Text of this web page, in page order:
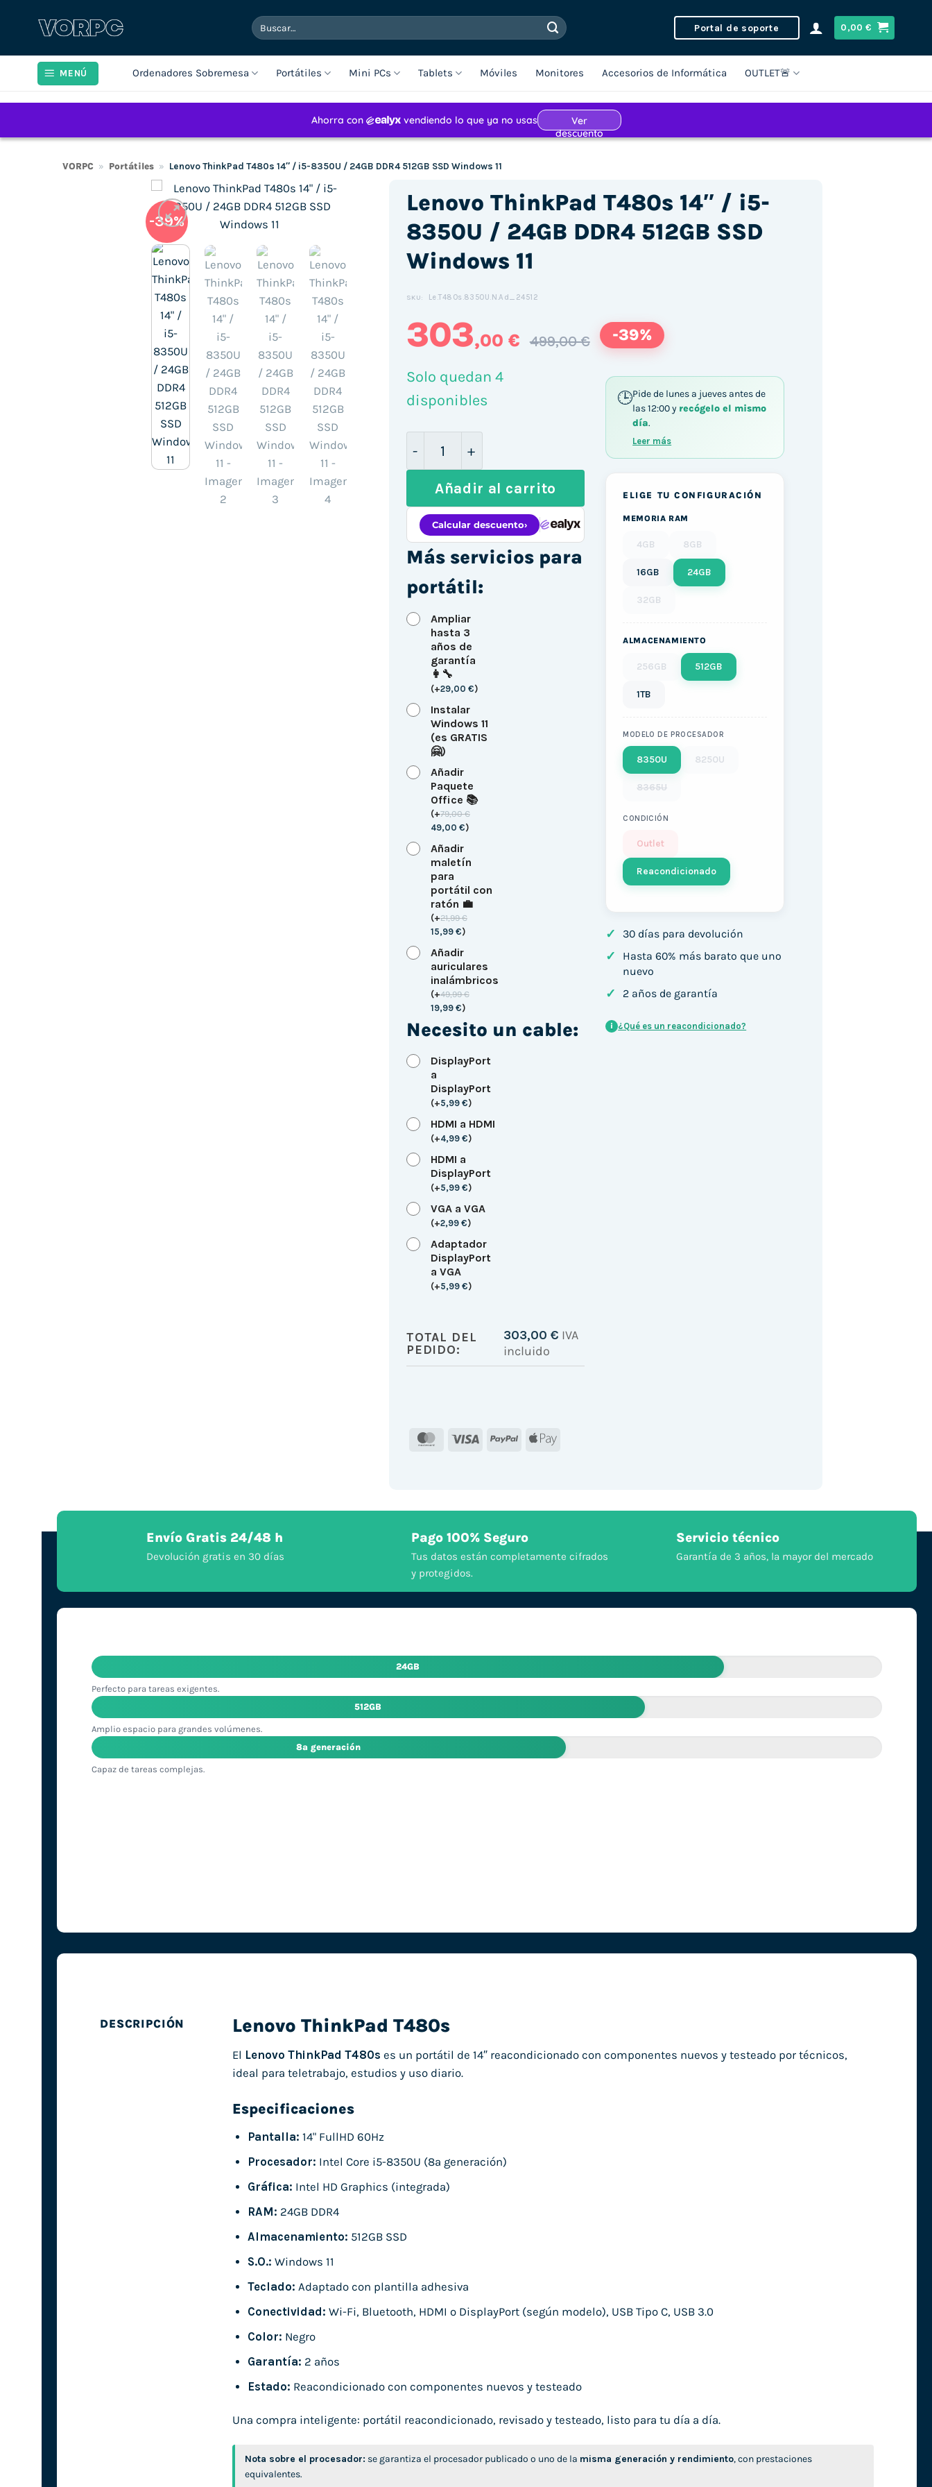
Buscar
por:
Portal de soporte 0,00€
MENÚ Ordenadores Sobremesa Portátiles Mini PCs Tablets Móviles Monitores Accesorios de Informática OUTLET🚨
VORPC » Portátiles » Lenovo ThinkPad T480s 14″ / i5-8350U / 24GB DDR4 512GB SSD Windows 11
-39%
Lenovo ThinkPad T480s 14″ / i5-
8350U / 24GB DDR4 512GB SSD
Windows 11
SKU: Le.T480s.8350U.N.Ad_24512
303,00 € 499,00 € -39%
Solo quedan 4
disponibles
Lenovo ThinkPad T480s 14" / i5-8350U / 24GB DDR4 512GB SSD Windows 11
Añadir al carrito
Más servicios para
portátil:
Ampliar
hasta 3
años de
garantía
👩‍🔧
(+29,00 €)
Instalar
Windows 11
(es GRATIS
🤗)
Añadir
Paquete
Office 📚
(+79,00€
49,00 €)
Añadir
maletín
para
portátil con
ratón 💼
(+21,99€
15,99 €)
Añadir
auriculares
inalámbricos
(+49,99€
19,99 €)
Necesito un cable:
DisplayPort
a
DisplayPort
(+5,99 €)
HDMI a HDMI
(+4,99 €)
HDMI a
DisplayPort
(+5,99 €)
VGA a VGA
(+2,99 €)
Adaptador
DisplayPort
a VGA
(+5,99 €)
TOTAL DEL
PEDIDO:
303,00 € IVA
incluido
MasterCard
Visa PayPal Apple
Pide de lunes a jueves antes de
las 12:00 y recógelo el mismo
día.
Leer más
ELIGE TU CONFIGURACIÓN
MEMORIA RAM
4GB 8GB
16GB 24GB
32GB
ALMACENAMIENTO
256GB 512GB
1TB
MODELO DE PROCESADOR
8350U 8250U
8365U
CONDICIÓN
Outlet
Reacondicionado
✓ 30 días para devolución
✓
Hasta 60% más barato que uno
nuevo
✓ 2 años de garantía
i ¿Qué es un reacondicionado?
Envío Gratis 24/48 h
Devolución gratis en 30 días
Pago 100% Seguro
Tus datos están completamente cifrados
y protegidos.
Servicio técnico
Garantía de 3 años, la mayor del mercado
24GB
Perfecto para tareas exigentes.
512GB
Amplio espacio para grandes volúmenes.
8ª generación
Capaz de tareas complejas.
DESCRIPCIÓN Lenovo ThinkPad T480s
El Lenovo ThinkPad T480s es un portátil de 14″ reacondicionado con componentes nuevos y testeado por técnicos,
ideal para teletrabajo, estudios y uso diario.
Especificaciones
Pantalla: 14" FullHD 60Hz
Procesador: Intel Core i5-8350U (8ª generación)
Gráfica: Intel HD Graphics (integrada)
RAM: 24GB DDR4
Almacenamiento: 512GB SSD
S.O.: Windows 11
Teclado: Adaptado con plantilla adhesiva
Conectividad: Wi-Fi, Bluetooth, HDMI o DisplayPort (según modelo), USB Tipo C, USB 3.0
Color: Negro
Garantía: 2 años
Estado: Reacondicionado con componentes nuevos y testeado
Una compra inteligente: portátil reacondicionado, revisado y testeado, listo para tu día a día.
Nota sobre el procesador: se garantiza el procesador publicado o uno de la misma generación y rendimiento, con prestaciones
equivalentes.